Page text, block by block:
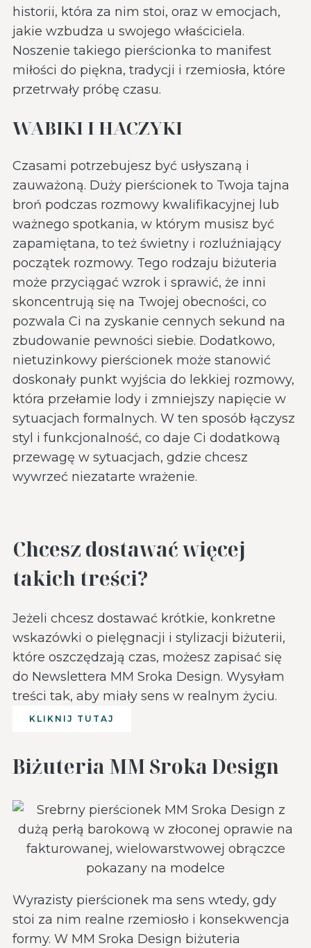
historii, która za nim stoi, oraz w emocjach,
jakie wzbudza u swojego właściciela.
Noszenie takiego pierścionka to manifest
miłości do piękna, tradycji i rzemiosła, które
przetrwały próbę czasu.
WABIKI I HACZYKI
Czasami potrzebujesz być usłyszaną i
zauważoną. Duży pierścionek to Twoja tajna
broń podczas rozmowy kwalifikacyjnej lub
ważnego spotkania, w którym musisz być
zapamiętana, to też świetny i rozluźniający
początek rozmowy. Tego rodzaju biżuteria
może przyciągać wzrok i sprawić, że inni
skoncentrują się na Twojej obecności, co
pozwala Ci na zyskanie cennych sekund na
zbudowanie pewności siebie. Dodatkowo,
nietuzinkowy pierścionek może stanowić
doskonały punkt wyjścia do lekkiej rozmowy,
która przełamie lody i zmniejszy napięcie w
sytuacjach formalnych. W ten sposób łączysz
styl i funkcjonalność, co daje Ci dodatkową
przewagę w sytuacjach, gdzie chcesz
wywrzeć niezatarte wrażenie.
Chcesz dostawać więcej
takich treści?
Jeżeli chcesz dostawać krótkie, konkretne
wskazówki o pielęgnacji i stylizacji biżuterii,
które oszczędzają czas, możesz zapisać się
do Newslettera MM Sroka Design. Wysyłam
treści tak, aby miały sens w realnym życiu.
KLIKNIJ TUTAJ
Biżuteria MM Sroka Design
Wyrazisty pierścionek ma sens wtedy, gdy
stoi za nim realne rzemiosło i konsekwencja
formy. W MM Sroka Design biżuteria